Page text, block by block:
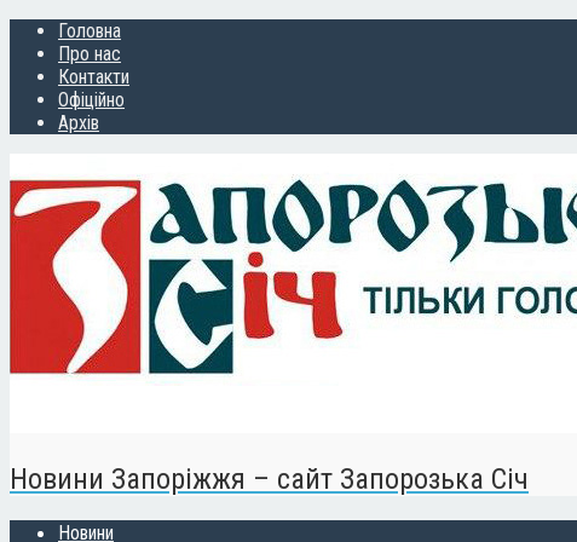
Головна
Про нас
Контакти
Офіційно
Архів
Новини Запоріжжя – сайт Запорозька Січ
Новини